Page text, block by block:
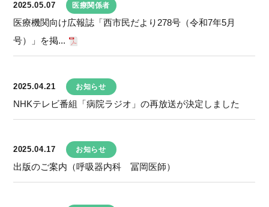
2025.05.07 医療関係者
医療機関向け広報誌「西市民だより278号（令和7年5月
号）」を掲...
2025.04.21 お知らせ
NHKテレビ番組「病院ラジオ」の再放送が決定しました
2025.04.17 お知らせ
出版のご案内（呼吸器内科 冨岡医師）